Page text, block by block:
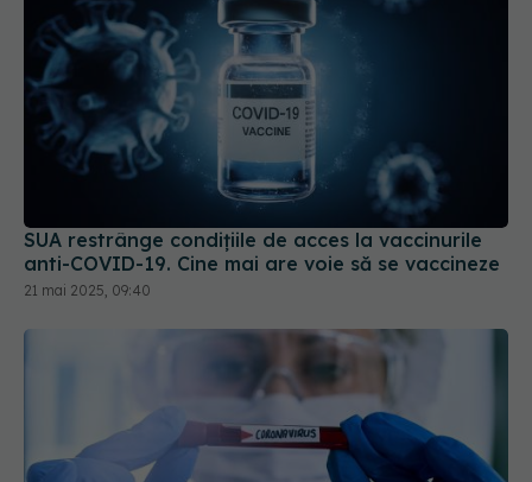
SUA restrânge condiţiile de acces la vaccinurile
anti-COVID-19. Cine mai are voie să se vaccineze
21 mai 2025, 09:40